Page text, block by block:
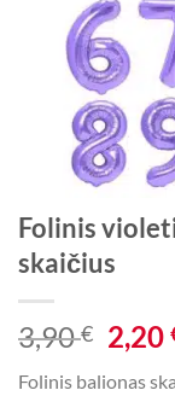
Folinis
skaičius
3,90€
price
2,20
Folinis balionas